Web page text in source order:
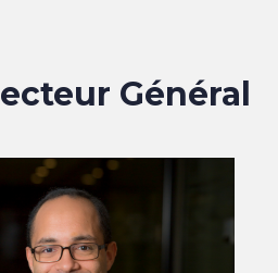
Général